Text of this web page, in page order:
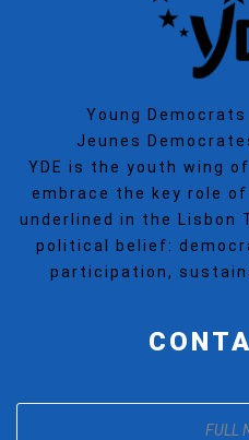
Young
Jeunes
YDE is the youth wing
embrace the key role
underlined in the Lisbon
political belief:
participation,